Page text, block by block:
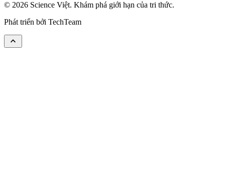
© 2026 Science Việt. Khám phá giới hạn của tri thức.
Phát triển bởi TechTeam
keyboard_arrow_up